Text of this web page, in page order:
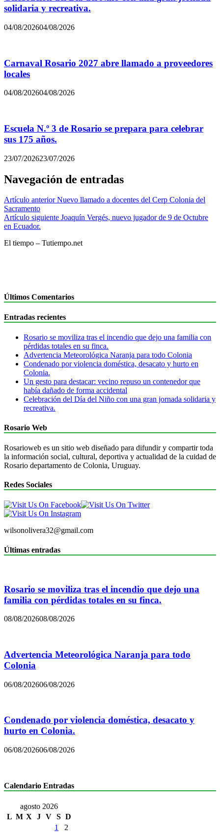
solidaria y recreativa.
04/08/202604/08/2026
Carnaval Rosario 2027 abre llamado a proveedores
locales
04/08/202604/08/2026
Escuela N.º 3 de Rosario se prepara para celebrar
sus 175 años.
23/07/202623/07/2026
Navegación de entradas
Artículo anterior Nuevo llamado a docentes del Cerp Colonia del
Sacramento
Artículo siguiente Joaquín Vergés, nuevo jugador de 9 de Octubre
en Ecuador.
El tiempo – Tutiempo.net
Últimos Comentarios
Entradas recientes
Rosario se moviliza tras el incendio que dejo una familia con
pérdidas totales en su finca.
Advertencia Meteorológica Naranja para todo Colonia
Condenado por violencia doméstica, desacato y hurto en
Colonia.
Un gesto para destacar: vecino repuso un contenedor que
había dañado de forma accidental
Celebración del Día del Niño con una gran jornada solidaria y
recreativa.
Rosario Web
Rosarioweb es un sitio web diseñado para difundir y compartir toda
la información social, cultural, deportiva y actualidad de la cuidad de
Rosario departamento de Colonia, Uruguay.
Redes Sociales
wilsonolivera32@gmail.com
Últimas entradas
Rosario se moviliza tras el incendio que dejo una
familia con pérdidas totales en su finca.
08/08/202608/08/2026
Advertencia Meteorológica Naranja para todo
Colonia
06/08/202606/08/2026
Condenado por violencia doméstica, desacato y
hurto en Colonia.
06/08/202606/08/2026
Calendario Entradas
agosto 2026
L M X J V S D
1
2